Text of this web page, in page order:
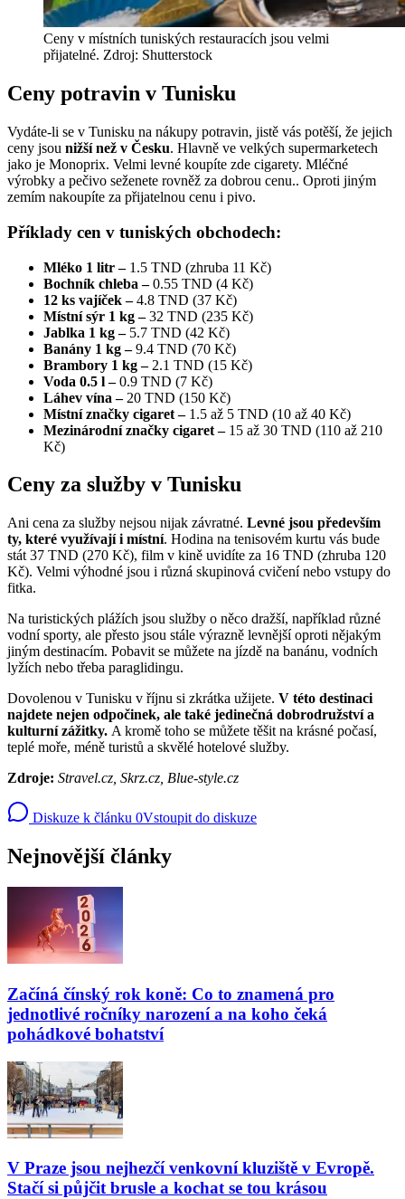
Ceny v místních tuniských restauracích jsou velmi
přijatelné. Zdroj: Shutterstock
Ceny potravin v Tunisku
Vydáte-li se v Tunisku na nákupy potravin, jistě vás potěší, že jejich
ceny jsou nižší než v Česku. Hlavně ve velkých supermarketech
jako je Monoprix. Velmi levné koupíte zde cigarety. Mléčné
výrobky a pečivo seženete rovněž za dobrou cenu.. Oproti jiným
zemím nakoupíte za přijatelnou cenu i pivo.
Příklady cen v tuniských obchodech:
Mléko 1 litr – 1.5 TND (zhruba 11 Kč)
Bochník chleba –0.55 TND (4 Kč)
12 ks vajíček –4.8 TND (37 Kč)
Místní sýr 1 kg –32 TND (235 Kč)
Jablka 1 kg –5.7 TND (42 Kč)
Banány 1 kg –9.4 TND (70 Kč)
Brambory 1 kg –2.1 TND (15 Kč)
Voda 0.5 l –0.9 TND (7 Kč)
Láhev vína –20 TND (150 Kč)
Místní značky cigaret –1.5 až 5 TND (10 až 40 Kč)
Mezinárodní značky cigaret –15 až 30 TND (110 až 210
Kč)
Ceny za služby v Tunisku
Ani cena za služby nejsou nijak závratné. Levné jsou především
ty, které využívají i místní. Hodina na tenisovém kurtu vás bude
stát 37 TND (270 Kč), film v kině uvidíte za 16 TND (zhruba 120
Kč). Velmi výhodné jsou i různá skupinová cvičení nebo vstupy do
fitka.
Na turistických plážích jsou služby o něco dražší, například různé
vodní sporty, ale přesto jsou stále výrazně levnější oproti nějakým
jiným destinacím. Pobavit se můžete na jízdě na banánu, vodních
lyžích nebo třeba paraglidingu.
Dovolenou v Tunisku v říjnu si zkrátka užijete. V této destinaci
najdete nejen odpočinek, ale také jedinečná dobrodružství a
kulturní zážitky. A kromě toho se můžete těšit na krásné počasí,
teplé moře, méně turistů a skvělé hotelové služby.
Zdroje: Stravel.cz, Skrz.cz, Blue-style.cz
Diskuze k článku 0Vstoupit do diskuze
Nejnovější články
Začíná čínský rok koně: Co to znamená pro
jednotlivé ročníky narození a na koho čeká
pohádkové bohatství
V Praze jsou nejhezčí venkovní kluziště v Evropě.
Stačí si půjčit brusle a kochat se tou krásou